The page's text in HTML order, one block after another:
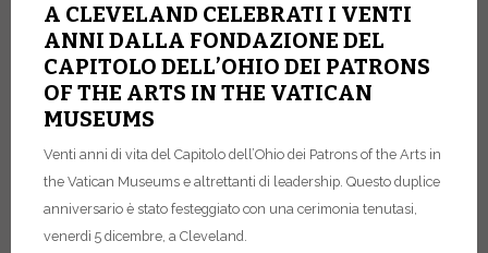
A CLEVELAND CELEBRATI I VENTI
ANNI DALLA FONDAZIONE DEL
CAPITOLO DELL’OHIO DEI PATRONS
OF THE ARTS IN THE VATICAN
MUSEUMS
Venti anni di vita del Capitolo dell’Ohio dei Patrons of the Arts in
the Vatican Museums e altrettanti di leadership. Questo duplice
anniversario è stato festeggiato con una cerimonia tenutasi,
venerdì 5 dicembre, a Cleveland.